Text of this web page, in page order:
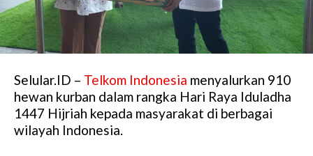
Selular.ID – Telkom Indonesia menyalurkan 910
hewan kurban dalam rangka Hari Raya Iduladha
1447 Hijriah kepada masyarakat di berbagai
wilayah Indonesia.